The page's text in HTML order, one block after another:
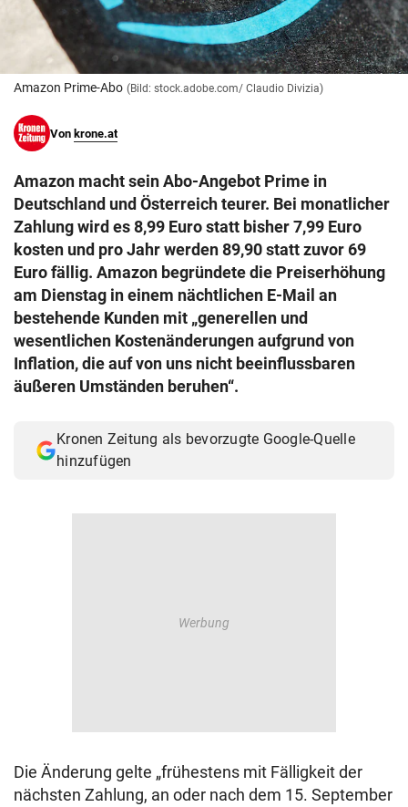
© Krone Multimedia GmbH & Co KG 2026
Muthgasse 2, 1190 Wien
Amazon Prime-Abo (Bild: stock.adobe.com/ Claudio Divizia)
Von krone.at
Amazon macht sein Abo-Angebot Prime in
Deutschland und Österreich teurer. Bei monatlicher
Zahlung wird es 8,99 Euro statt bisher 7,99 Euro
kosten und pro Jahr werden 89,90 statt zuvor 69
Euro fällig. Amazon begründete die Preiserhöhung
am Dienstag in einem nächtlichen E-Mail an
bestehende Kunden mit „generellen und
wesentlichen Kostenänderungen aufgrund von
Inflation, die auf von uns nicht beeinflussbaren
äußeren Umständen beruhen“.
Kronen Zeitung als bevorzugte Google-Quelle
hinzufügen
Die Änderung gelte „frühestens mit Fälligkeit der
nächsten Zahlung, an oder nach dem 15. September